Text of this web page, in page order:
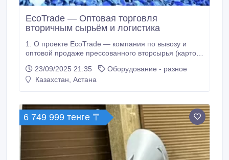
EcoTrade — Оптовая торговля
вторичным сырьём и логистика
1. О проекте EcoTrade — компания по вывозу и
оптовой продаже прессованного вторсырья (картон,
и маркетплейсов. Также занимаемся торговлей
вторичной гранулой и её дистрибуцией. Используем
вывозу сырья, что выгодно отличает нас от
конкурентов.
23/09/2025 21:35
Оборудование - разное
Казахстан, Астана
6 749 999 тенге 〒